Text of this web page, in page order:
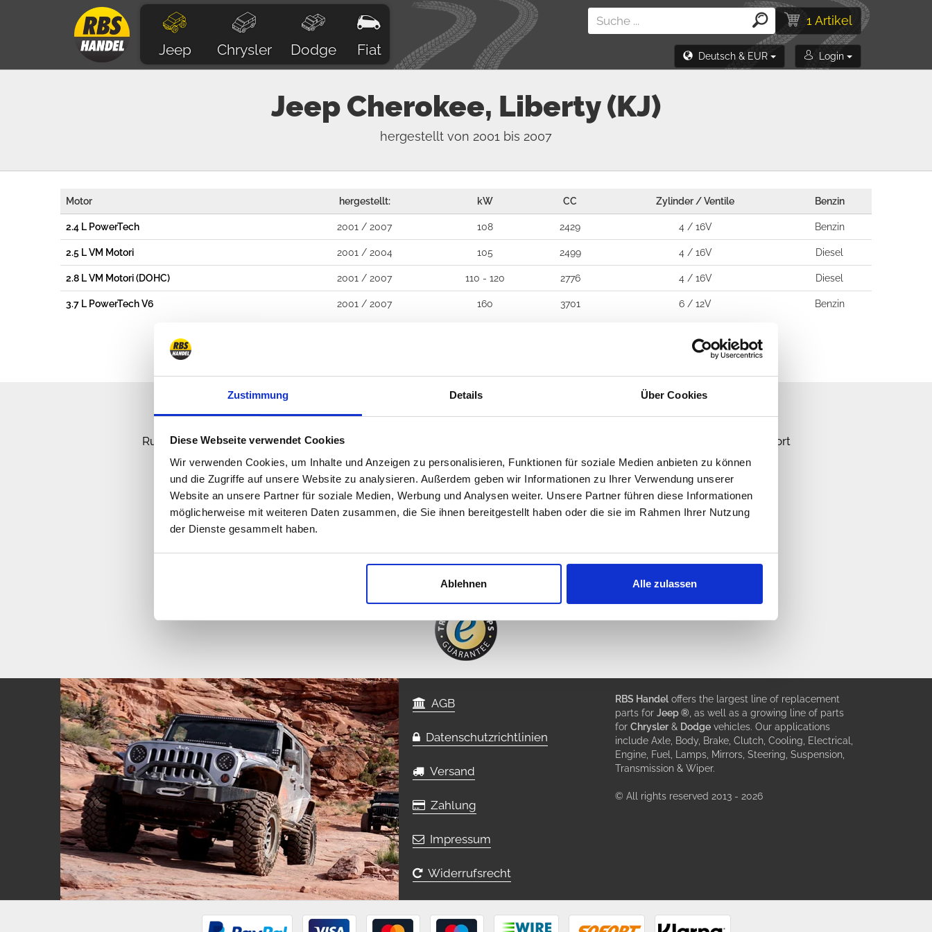
Zustimmung Details Über Cookies
Diese Webseite verwendet Cookies
Wir verwenden Cookies, um Inhalte und Anzeigen zu personalisieren, Funktionen für soziale Medien anbieten zu können
und die Zugriffe auf unsere Website zu analysieren. Außerdem geben wir Informationen zu Ihrer Verwendung unserer
Website an unsere Partner für soziale Medien, Werbung und Analysen weiter. Unsere Partner führen diese Informationen
möglicherweise mit weiteren Daten zusammen, die Sie ihnen bereitgestellt haben oder die sie im Rahmen Ihrer Nutzung
der Dienste gesammelt haben.
Ablehnen Alle zulassen
Jeep Chrysler Dodge Fiat
1 Artikel
Deutsch & EUR Login
Jeep Cherokee, Liberty (KJ)
hergestellt von 2001 bis 2007
Motor hergestellt: kW CC Zylinder / Ventile Benzin
2.4 L PowerTech 2001 / 2007 108 2429 4 / 16V Benzin
2.5 L VM Motori 2001 / 2004 105 2499 4 / 16V Diesel
2.8 L VM Motori (DOHC) 2001 / 2007 110 - 120 2776 4 / 16V Diesel
3.7 L PowerTech V6 2001 / 2007 160 3701 6 / 12V Benzin
Sorry, Hotline nicht erreichbar, schreiben Sie uns!
Rufen Sie uns an, senden Sie uns eine E-Mail, liken Sie uns auf Facebook, Sie bekommen schnellstmöglich eine Antwort
089 - 41 61 08 780
(9:30-14:00 16:00-19:00)
info@rbs-handel.de
Facebook
AGB
Datenschutzrichtlinien
Versand
Zahlung
Impressum
Widerrufsrecht
RBS Handel offers the largest line of replacement
parts for Jeep ® , as well as a growing line of parts
for Chrysler & Dodge vehicles. Our applications
include Axle, Body, Brake, Clutch, Cooling, Electrical,
Engine, Fuel, Lamps, Mirrors, Steering, Suspension,
Transmission & Wiper.
© All rights reserved 2013 - 2026